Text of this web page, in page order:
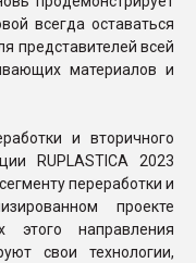
всегда оставаться
представителей всей
материалов и
и вторичного
RUPLASTICA 2023
переработки и
проекте
этого направления
свои технологии,